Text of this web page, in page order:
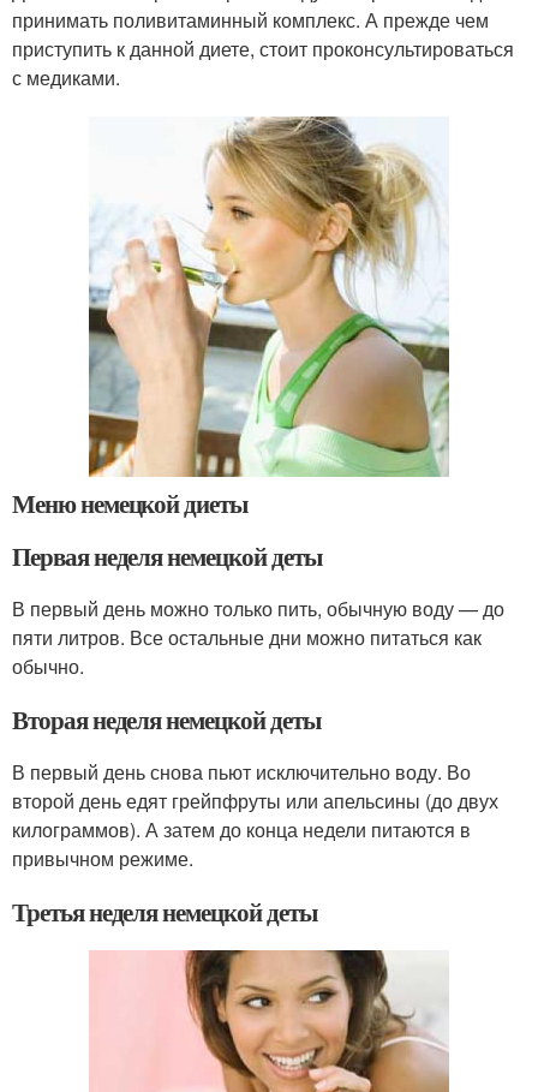
принимать поливитаминный комплекс. А прежде чем
приступить к данной диете, стоит проконсультироваться
с медиками.
Меню немецкой диеты
Первая неделя немецкой деты
В первый день можно только пить, обычную воду — до
пяти литров. Все остальные дни можно питаться как
обычно.
Вторая неделя немецкой деты
В первый день снова пьют исключительно воду. Во
второй день едят грейпфруты или апельсины (до двух
килограммов). А затем до конца недели питаются в
привычном режиме.
Третья неделя немецкой деты